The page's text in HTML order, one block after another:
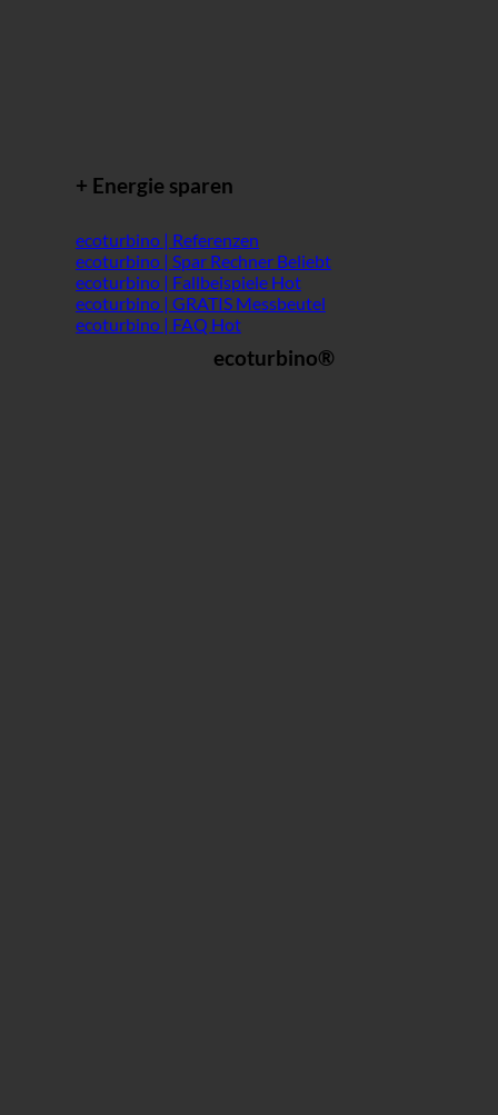
+ Energie sparen
ecoturbino | Referenzen
ecoturbino | Spar Rechner
ecoturbino | Fallbeispiele
ecoturbino | GRATIS Messbeutel
ecoturbino | FAQ
ecoturbino®